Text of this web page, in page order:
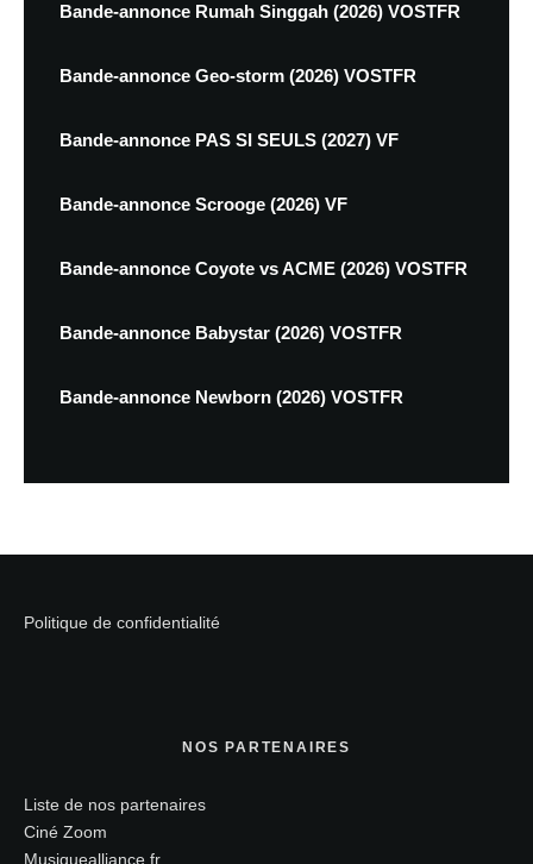
Bande-annonce Rumah Singgah (2026) VOSTFR
Bande-annonce Geo-storm (2026) VOSTFR
Bande-annonce PAS SI SEULS (2027) VF
Bande-annonce Scrooge (2026) VF
Bande-annonce Coyote vs ACME (2026) VOSTFR
Bande-annonce Babystar (2026) VOSTFR
Bande-annonce Newborn (2026) VOSTFR
Politique de confidentialité
NOS PARTENAIRES
Liste de nos partenaires
Ciné Zoom
Musiquealliance.fr